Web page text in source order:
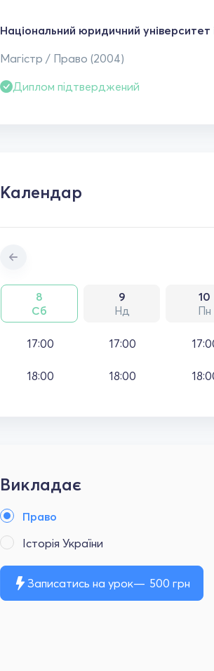
Національний юридичний
Магістр / Право (2004)
Диплом підтверджений
Календар
8
Сб
9
Нд
10
Пн
17:00
18:00
17:00
18:00
Викладає
Право
Історія України
Записатись на урок 500 грн